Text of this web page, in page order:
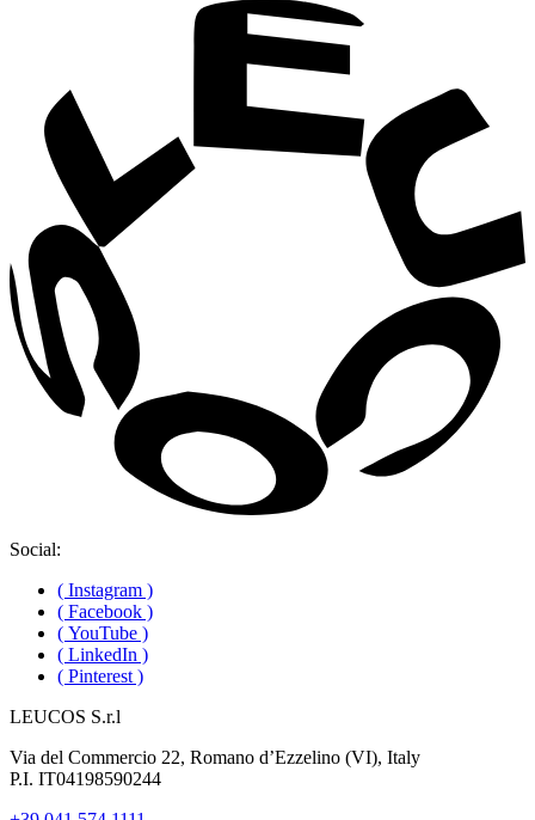
Social:
( Instagram )
( Facebook )
( YouTube )
( LinkedIn )
( Pinterest )
LEUCOS S.r.l
Via del Commercio 22, Romano d’Ezzelino (VI), Italy
P.I. IT04198590244